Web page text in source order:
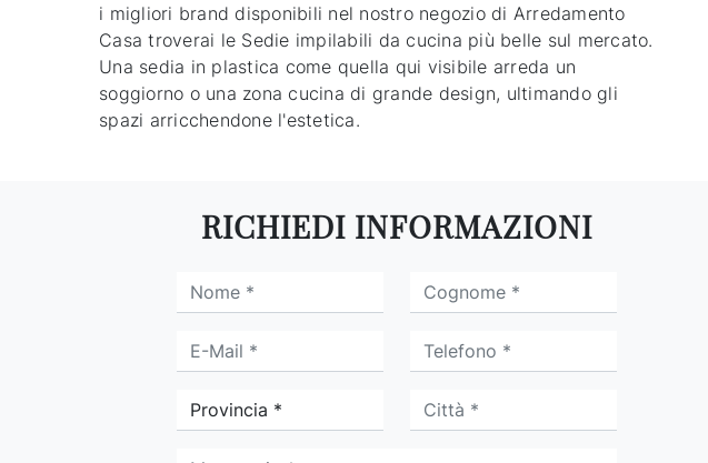
i migliori brand disponibili nel nostro negozio di Arredamento
Casa troverai le Sedie impilabili da cucina più belle sul mercato.
Una sedia in plastica come quella qui visibile arreda un
soggiorno o una zona cucina di grande design, ultimando gli
spazi arricchendone l'estetica.
RICHIEDI INFORMAZIONI